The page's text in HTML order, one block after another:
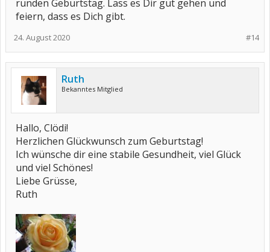
runden Geburtstag. Lass es Dir gut gehen und
feiern, dass es Dich gibt.
#14
24. August 2020
Ruth
Bekanntes Mitglied
Hallo, Clödi!
Herzlichen Glückwunsch zum Geburtstag!
Ich wünsche dir eine stabile Gesundheit, viel Glück
und viel Schönes!
Liebe Grüsse,
Ruth